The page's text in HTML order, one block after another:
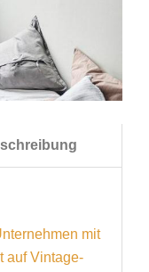
mit
auf Vintage-